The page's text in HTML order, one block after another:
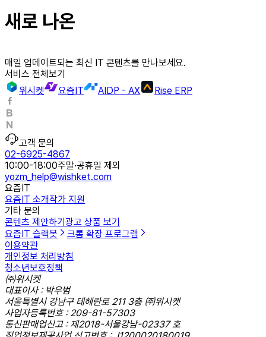
새로 나온
매일 업데이트되는 최신 IT 콘텐츠를 만나보세요.
서비스 전체보기
위시켓
요즘IT AIDP - AX Rise ERP
고객 문의
02-6925-4867
10:00-18:00주말·공휴일 제외
yozm_help@wishket.com
요즘IT
요즘IT 소개작가 지원
기타 문의
콘텐츠 제안하기광고 상품 보기
요즘IT 슬랙봇
크롬 확장 프로그램
이용약관
개인정보 처리방침
청소년보호정책
㈜위시켓
대표이사 : 박우범
서울특별시 강남구 테헤란로 211 3층 ㈜위시켓
사업자등록번호 : 209-81-57303
통신판매업신고 : 제2018-서울강남-02337 호